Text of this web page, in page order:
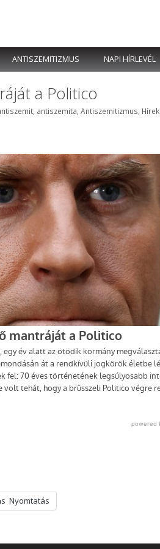
ANTISZEMITIZMUS NAPI HÍRLEVÉL
a Politico
antiszemita Antiszemitizmus Hírek
Nyomtatás